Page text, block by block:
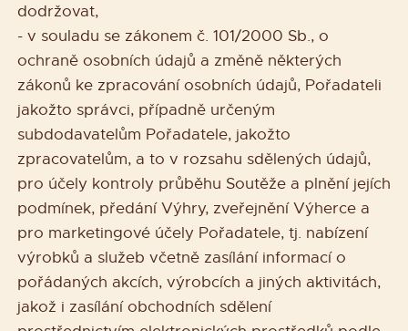
dodržovat,
- v souladu se zákonem č. 101/2000 Sb., o
ochraně osobních údajů a změně některých
zákonů ke zpracování osobních údajů, Pořadateli
jakožto správci, případně určeným
subdodavatelům Pořadatele, jakožto
zpracovatelům, a to v rozsahu sdělených údajů,
pro účely kontroly průběhu Soutěže a plnění jejích
podmínek, předání Výhry, zveřejnění Výherce a
pro marketingové účely Pořadatele, tj. nabízení
výrobků a služeb včetně zasílání informací o
pořádaných akcích, výrobcích a jiných aktivitách,
jakož i zasílání obchodních sdělení